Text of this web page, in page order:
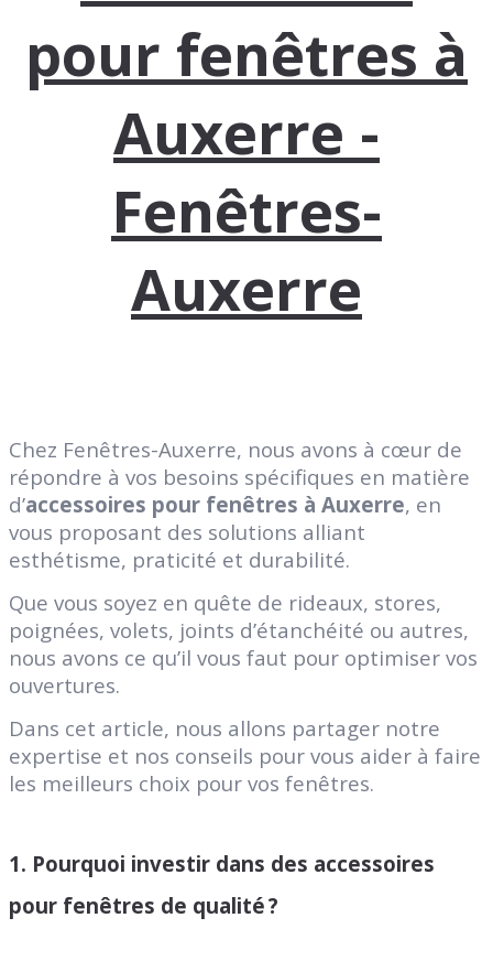
pour fenêtres à
Auxerre -
Fenêtres-
Auxerre
Chez Fenêtres-Auxerre, nous avons à cœur de
répondre à vos besoins spécifiques en matière
d’accessoires pour fenêtres à Auxerre, en
vous proposant des solutions alliant
esthétisme, praticité et durabilité.
Que vous soyez en quête de rideaux, stores,
poignées, volets, joints d’étanchéité ou autres,
nous avons ce qu’il vous faut pour optimiser vos
ouvertures.
Dans cet article, nous allons partager notre
expertise et nos conseils pour vous aider à faire
les meilleurs choix pour vos fenêtres.
1. Pourquoi investir dans des accessoires
pour fenêtres de qualité ?